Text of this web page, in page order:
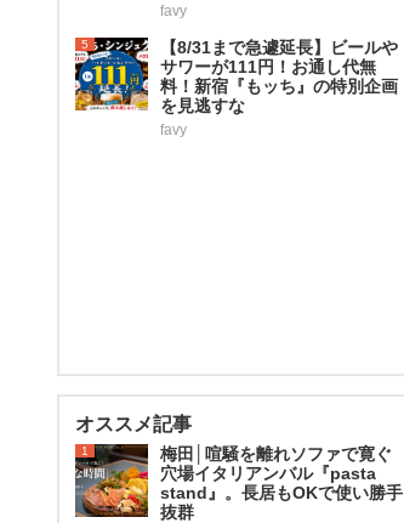
favy
5
【8/31まで急遽延長】ビールや
サワーが111円！お通し代無
料！新宿『もッち』の特別企画
を見逃すな
favy
オススメ記事
1
梅田│喧騒を離れソファで寛ぐ
穴場イタリアンバル『pasta
stand』。長居もOKで使い勝手
抜群